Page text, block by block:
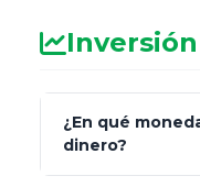
¿En qué
dinero?